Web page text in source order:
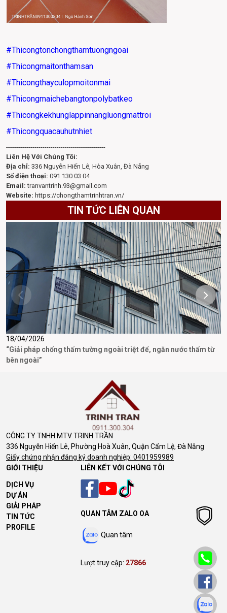
#Thicongtonchongthamtuongngoai
#Thicongmaitonthamsan
#Thicongthayculopmoitonmai
#Thicongmaichebangtonpolybatkeo
#Thicongkekhunglappinnangluongmattroi
#Thicongquacauhutnhiet
-------------------------------------------------
Liên Hệ Với Chúng Tôi:
Địa chỉ: 336 Nguyễn Hiến Lê, Hòa Xuân, Đà Nẵng
Số điện thoại: 091 130 03 04
Email:tranvantrinh.93@gmail.com
Website: https://chongthamtrinhtran.vn/
TIN TỨC LIÊN QUAN
18/04/2026
“Giải pháp chống thấm tường ngoài triệt để, ngăn nước thấm từ
bên ngoài”
CÔNG TY TNHH MTV TRINH TRẦN
336 Nguyễn Hiến Lê, Phường Hoà Xuân, Quận Cẩm Lệ, Đà Nẵng
Giấy chứng nhận đăng ký doanh nghiệp: 0401959989
GIỚI THIỆU
DỊCH VỤ
DỰ ÁN
GIẢI PHÁP
TIN TỨC
PROFILE
LIÊN KẾT VỚI CHÚNG TÔI
QUAN TÂM ZALO OA
Quan tâm
Lượt truy cập: 27866